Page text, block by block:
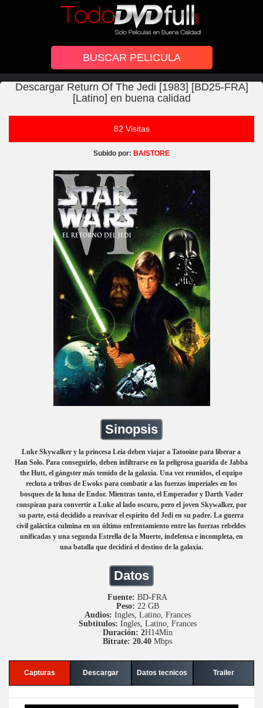
Descargar Return Of The Jedi [1983] [BD25-FRA]
[Latino] en buena calidad
82 Visitas
Subido por: BAISTORE
Sinopsis
Luke Skywalker y la princesa Leia deben viajar a Tatooine para liberar a
Han Solo. Para conseguirlo, deben infiltrarse en la peligrosa guarida de Jabba
the Hutt, el gángster más temido de la galaxia. Una vez reunidos, el equipo
recluta a tribus de Ewoks para combatir a las fuerzas imperiales en los
bosques de la luna de Endor. Mientras tanto, el Emperador y Darth Vader
conspiran para convertir a Luke al lado oscuro, pero el joven Skywalker, por
su parte, está decidido a reavivar el espíritu del Jedi en su padre. La guerra
civil galáctica culmina en un último enfrentamiento entre las fuerzas rebeldes
unificadas y una segunda Estrella de la Muerte, indefensa e incompleta, en
una batalla que decidirá el destino de la galaxia.
Datos
Fuente: BD-FRA
Peso: 22 GB
Audios: Ingles, Latino, Frances
Subtitulos: Ingles, Latino, Frances
Duración: 2H14Min
Bitrate: 20.40 Mbps
Capturas Descargar Datos tecnicos Trailer